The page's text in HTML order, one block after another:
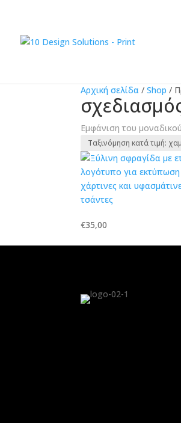
Αρχική σελίδα /Shop /
Εμφάνιση του
€35,00